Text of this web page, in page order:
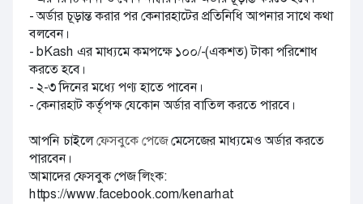
- অর্ডার চূড়ান্ত করার পর কেনারহাটের প্রতিনিধি আপনার সাথে কথা
বলবেন।
- bKash এর মাধ্যমে কমপক্ষে ১০০/-(একশত) টাকা পরিশোধ
করতে হবে।
- ২-৩ দিনের মধ্যে পণ্য হাতে পাবেন।
- কেনারহাট কর্তৃপক্ষ যেকোন অর্ডার বাতিল করতে পারবে।
আপনি চাইলেফেসবুকে পেজেমেসেজের মাধ্যমেও অর্ডার করতে
পারবেন।
আমাদের ফেসবুক পেজ লিংক:
https://www.facebook.com/kenarhat